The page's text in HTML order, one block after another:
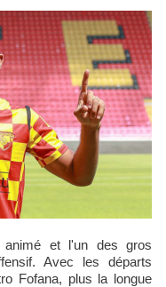
animé et l'un des gros
Avec les départs
Fofana, plus la longue